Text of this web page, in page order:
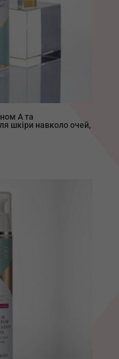
А та
шкіри навколо очей,